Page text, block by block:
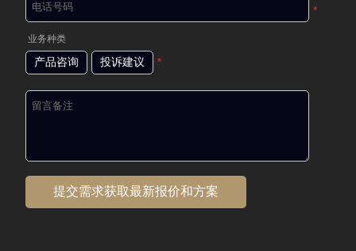
*
业务种类
产品咨询 投诉建议 *